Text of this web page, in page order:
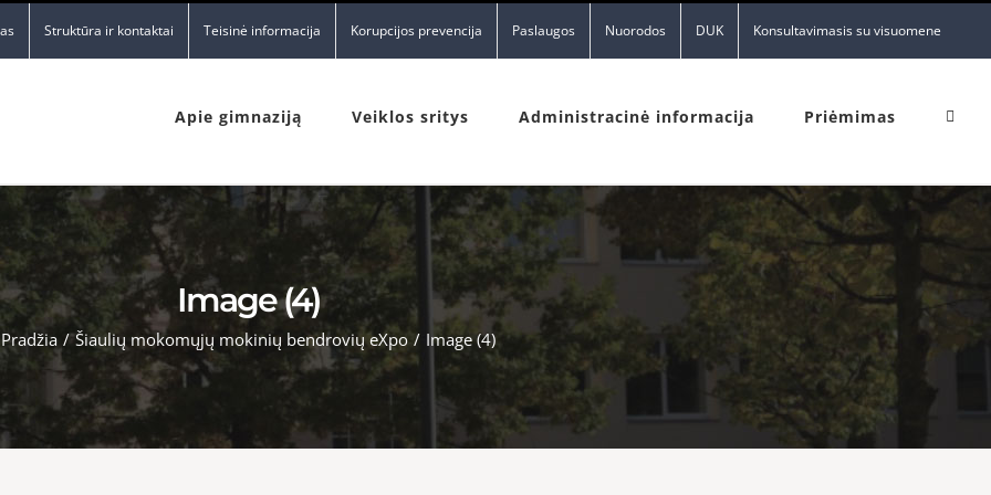
Struktūra ir kontaktai Teisinė informacija Korupcijos prevencija Paslaugos Nuorodos DUK Konsultavimasis su visuomene
Apie gimnaziją Veiklos sritys Administracinė informacija Priėmimas
Image (4)
Pradžia / Šiaulių mokomųjų mokinių bendrovių eXpo / Image (4)